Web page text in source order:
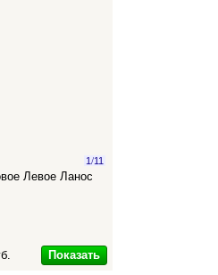
1/11
Левое Ланос
Показать